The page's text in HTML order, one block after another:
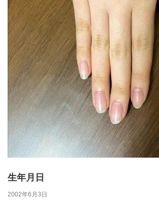
生年月日
2002年6月3日